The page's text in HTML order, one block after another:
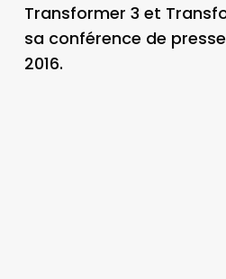
Transformer 3 et
sa conférence de
2016.